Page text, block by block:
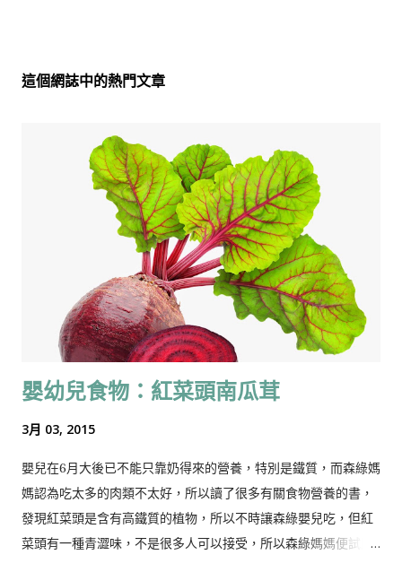
這個網誌中的熱門文章
嬰幼兒食物：紅菜頭南瓜茸
3月 03, 2015
嬰兒在6月大後已不能只靠奶得來的營養，特別是鐵質，而森綠媽
媽認為吃太多的肉類不太好，所以讀了很多有關食物營養的書，
發現紅菜頭是含有高鐵質的植物，所以不時讓森綠嬰兒吃，但紅
菜頭有一種青澀味，不是很多人可以接受，所以森綠媽媽便試用